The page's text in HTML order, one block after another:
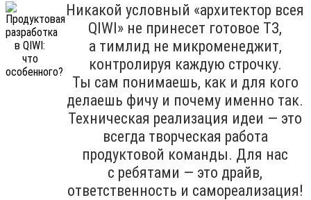
Никакой условный «архитектор всея
QIWI» не принесет готовое ТЗ,
а тимлид не микроменеджит,
контролируя каждую строчку.
Ты сам понимаешь, как и для кого
делаешь фичу и почему именно так.
Техническая реализация идеи — это
всегда творческая работа
продуктовой команды. Для нас
с ребятами — это драйв,
ответственность и самореализация!